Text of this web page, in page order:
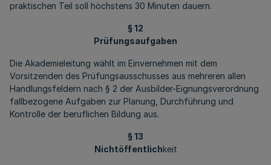
praktischen Teil soll höchstens 30 Minuten dauern.
§ 12
Prüfungsaufgaben
Die Akademieleitung wählt im Einvernehmen mit dem
Vorsitzenden des Prüfungsausschusses aus mehreren allen
Handlungsfeldern nach § 2 der Ausbilder-Eignungsverordnung
fallbezogene Aufgaben zur Planung, Durchführung und
Kontrolle der beruflichen Bildung aus.
§ 13
Nichtöffentlichkeit